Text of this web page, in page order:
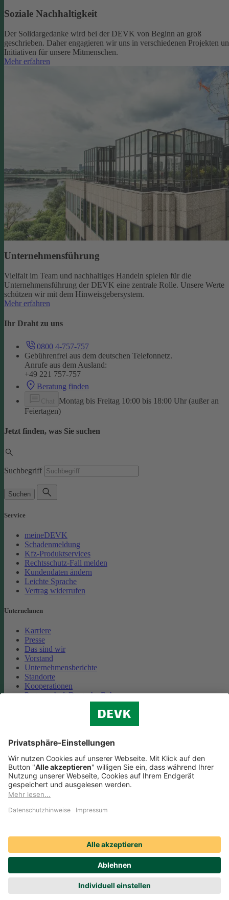
Soziale Nachhaltigkeit
Der Solidargedanke wird bei der DEVK von Beginn an groß
geschrieben. Daher engagieren wir uns in verschiedenen Projekten
Initiativen für unsere Mitmenschen.
Mehr erfahren
Unternehmensführung
Vielfalt im Team und nachhaltiges Handeln spielen für die
Unternehmensführung der DEVK eine zentrale Rolle. Unsere Werte
schützen wir mit dem Hinweisgebersystem.
Mehr erfahren
Ihr Draht zu uns
0800 4-757-757
Gebührenfrei aus dem deutschen Telefonnetz.
Anrufe aus dem Ausland:
+49 221 757-757
Beratung finden
Montag bis Freitag 10:00 bis 18:00 Uhr (außer an
Feiertagen)
Jetzt finden, was Sie suchen
Suchbegriff
Suchen
Service
meineDEVK
Schadenmeldung
Kfz-Produktservices
Rechtsschutz-Fall melden
Kundendaten ändern
Leichte Sprache
Vertrag widerrufen
Unternehmen
Karriere
Presse
Das sind wir
Vorstand
Unternehmensberichte
Standorte
Kooperationen
Partnerschaft Deutsche Bahn
Cookie-Einstellungen
Datenschutz
Impressum
Streitbeilegung
Nutzungshinweise
Compliance
Social Media Icons sowie Verlinkungen, die mit
sind, führen auf externe Seiten. Die DEVK ist für die dortigen
Nutzungsbedingungen und Datenschutzbestimmungen nicht
verantwortlich. Mehr dazu erfahren Sie unter